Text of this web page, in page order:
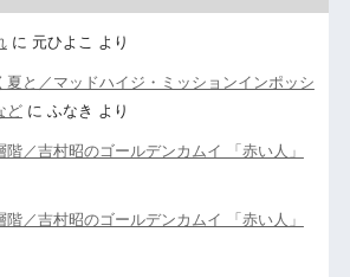
に 元ひよこ より
夏と／マッドハイジ・ミッションインポッシ
どに ふなき より
／吉村昭のゴールデンカムイ 「赤い人」
／吉村昭のゴールデンカムイ 「赤い人」